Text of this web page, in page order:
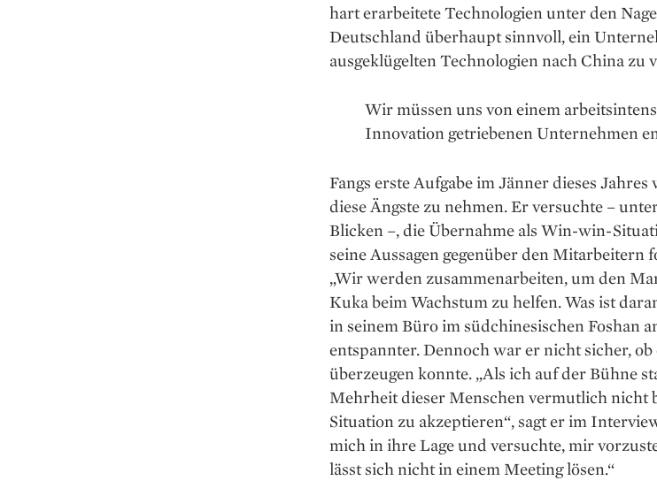
hart erarbeitete Technologien unter den
Deutschland überhaupt sinnvoll, ein
ausgeklügelten Technologien nach China zu
Wir müssen uns von einem
Innovation getriebenen Unternehmen
Fangs erste Aufgabe im Jänner dieses
diese Ängste zu nehmen. Er versuchte –
Blicken –, die Übernahme als Win-win-
seine Aussagen gegenüber den Mitarbeitern
„Wir werden zusammenarbeiten, um den
Kuka beim Wachstum zu helfen. Was ist
in seinem Büro im südchinesischen Foshan
entspannter. Dennoch war er nicht sicher,
überzeugen konnte. „Als ich auf der Bühne
Mehrheit dieser Menschen vermutlich nicht
Situation zu akzeptieren“, sagt er im
mich in ihre Lage und versuchte, mir
lässt sich nicht in einem Meeting lösen.“